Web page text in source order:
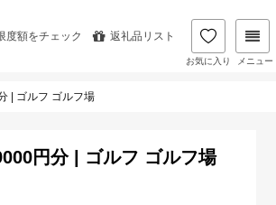
度額をチェック 返礼品リスト
お気に入り メニュー
| ゴルフ ゴルフ場
円分 | ゴルフ ゴルフ場